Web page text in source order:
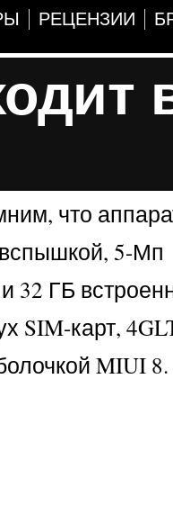
РЕЦЕНЗИИ
что
5-Мп
32 ГБ
SIM-карт,
MIUI 8.